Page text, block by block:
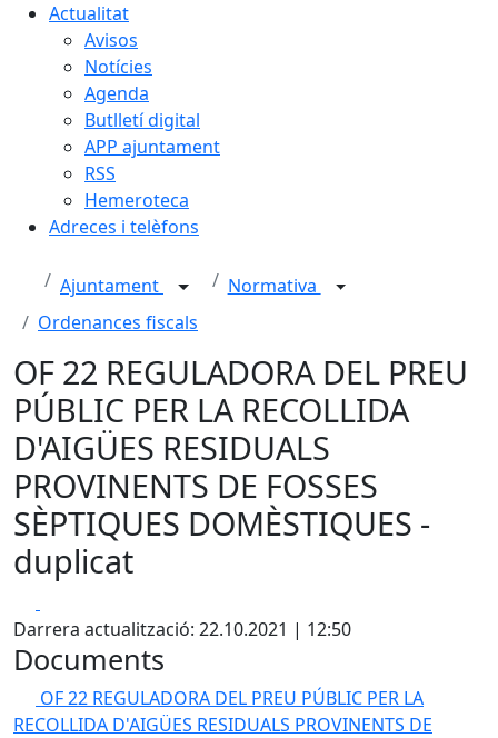
Actualitat
Avisos
Notícies
Agenda
Butlletí digital
APP ajuntament
RSS
Hemeroteca
Adreces i telèfons
Ajuntament
Normativa
Ordenances fiscals
OF 22 REGULADORA DEL PREU
PÚBLIC PER LA RECOLLIDA
D'AIGÜES RESIDUALS
PROVINENTS DE FOSSES
SÈPTIQUES DOMÈSTIQUES -
duplicat
Darrera actualització: 22.10.2021 | 12:50
Documents
OF 22 REGULADORA DEL PREU PÚBLIC PER LA
RECOLLIDA D'AIGÜES RESIDUALS PROVINENTS DE